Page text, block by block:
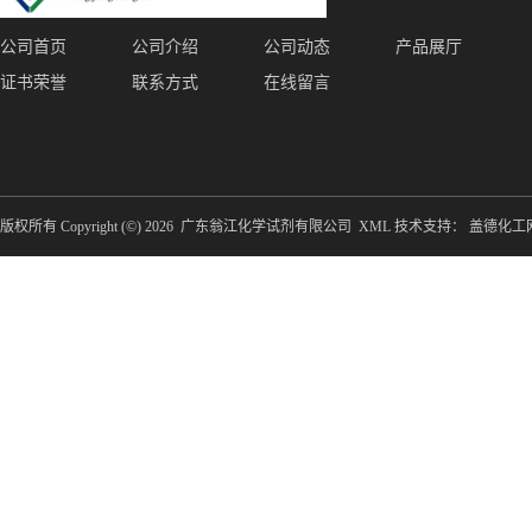
公司首页 公司介绍 公司动态
产品展厅
证书荣誉
联系方式 在线留言
版权所有 Copyright (©) 2026 广东翁江化学试剂有限公司 XML 技术支持： 盖德化工